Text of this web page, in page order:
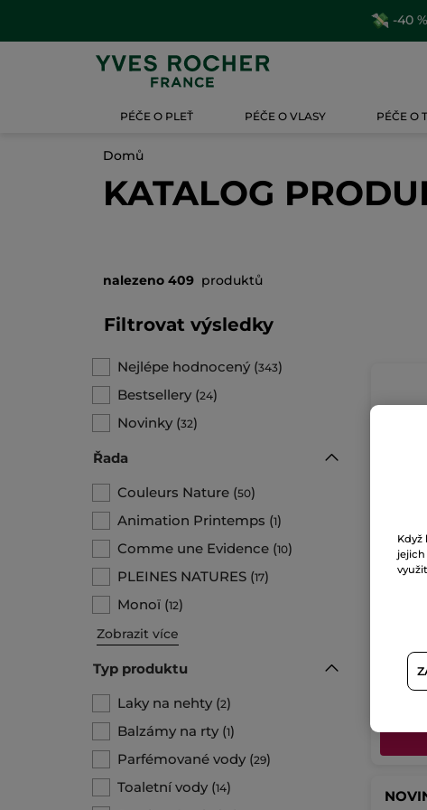
-40
PÉČE O PLEŤ PÉČE O VLASY PÉČE O
Domů
KATALOG
nalezeno 409 produktů
Filtrovat výsledky
Nejlépe hodnocený (343)
Bestsellery (24)
Novinky (32)
Řada
Couleurs Nature (50)
Animation Printemps (1)
Comme une Evidence (10)
PLEINES NATURES (17)
Monoï (12)
Zobrazit více
Typ produktu
Laky na nehty (2)
Balzámy na rty (1)
Parfémované vody (29)
Toaletní vody (14)
Lak
Když